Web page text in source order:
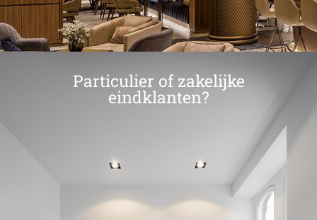
Particulier of zakelijke
eindklanten?